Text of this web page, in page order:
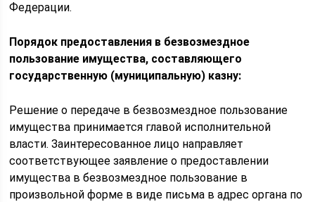
Федерации.
Порядок предоставления в безвозмездное
пользование имущества, составляющего
государственную (муниципальную) казну:
Решение о передаче в безвозмездное пользование
имущества принимается главой исполнительной
власти. Заинтересованное лицо направляет
соответствующее заявление о предоставлении
имущества в безвозмездное пользование в
произвольной форме в виде письма в адрес органа по